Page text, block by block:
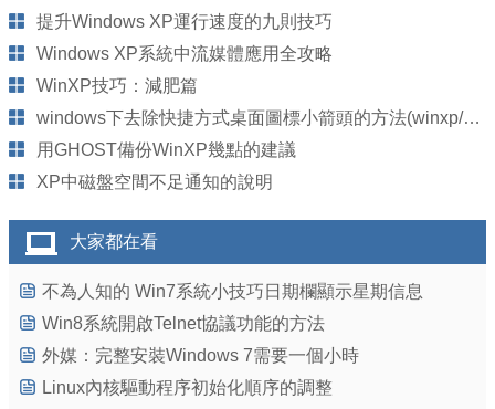
提升Windows XP運行速度的九則技巧
Windows XP系統中流媒體應用全攻略
WinXP技巧：減肥篇
windows下去除快捷方式桌面圖標小箭頭的方法(winxp/win7)
用GHOST備份WinXP幾點的建議
XP中磁盤空間不足通知的說明
大家都在看
不為人知的 Win7系統小技巧日期欄顯示星期信息
Win8系統開啟Telnet協議功能的方法
外媒：完整安裝Windows 7需要一個小時
Linux內核驅動程序初始化順序的調整